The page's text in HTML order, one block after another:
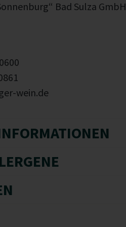
Bad Sulza GmbH
wein.de